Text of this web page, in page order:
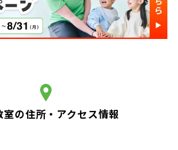
室の住所・アクセス情報